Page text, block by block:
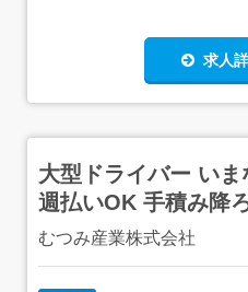
求人
大型ドライバー い
週払いOK 手積み降
むつみ産業株式会社